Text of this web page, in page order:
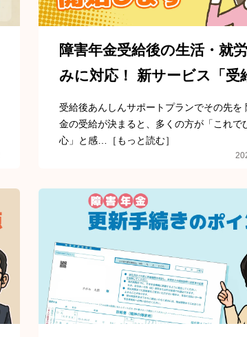
障害年金受給後の生活・就
みに対応！ 新サービス「受
あんしんサポートプラン」
始しました
受給後あんしんサポートプランでその先を
金の受給が決まると、多くの方が「これで
心」と感…［もっと読む］